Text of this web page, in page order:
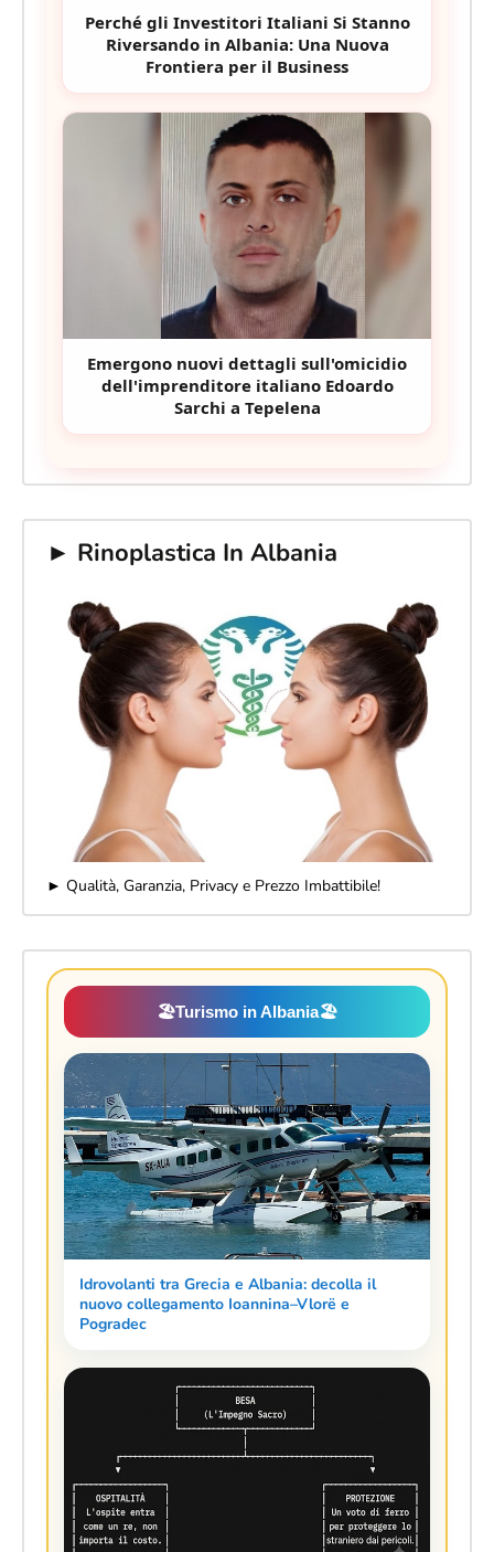
Perché gli Investitori Italiani Si Stanno
Riversando in Albania: Una Nuova
Frontiera per il Business
Emergono nuovi dettagli sull'omicidio
dell'imprenditore italiano Edoardo
Sarchi a Tepelena
► Rinoplastica In Albania
► Qualità, Garanzia, Privacy e Prezzo Imbattibile!
🏖️Turismo in Albania🏖️
Idrovolanti tra Grecia e Albania: decolla il
nuovo collegamento Ioannina–Vlorë e
Pogradec